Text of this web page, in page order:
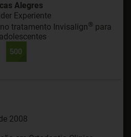
Alegres
Experiente
tratamento Invisalign® para
adolescentes
2008